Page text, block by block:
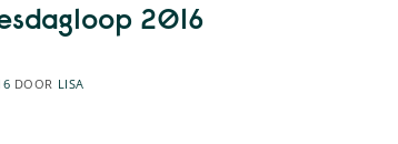
2016
DOOR LISA